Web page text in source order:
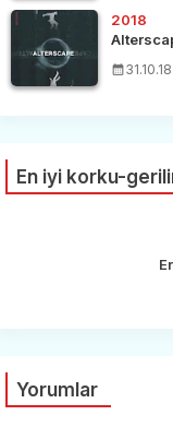
2018
31.10.18
En iyi korku-
Yorumlar